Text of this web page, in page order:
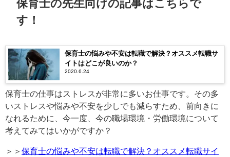
保育士の先生向けの記事はこちらで
す！
保育士の悩みや不安は転職で解決？オススメ転職サ
イトはどこが良いのか？
2020.6.24
保育士の仕事はストレスが非常に多いお仕事です。その多
いストレスや悩みや不安を少しでも減らすため、前向きに
なれるために、今一度、今の職場環境・労働環境について
考えてみてはいかがですか？
＞＞ 保育士の悩みや不安は転職で解決？オススメ転職サイ